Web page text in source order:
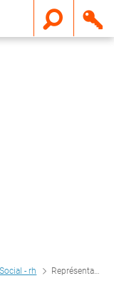
Social - rh Représentants du personnel